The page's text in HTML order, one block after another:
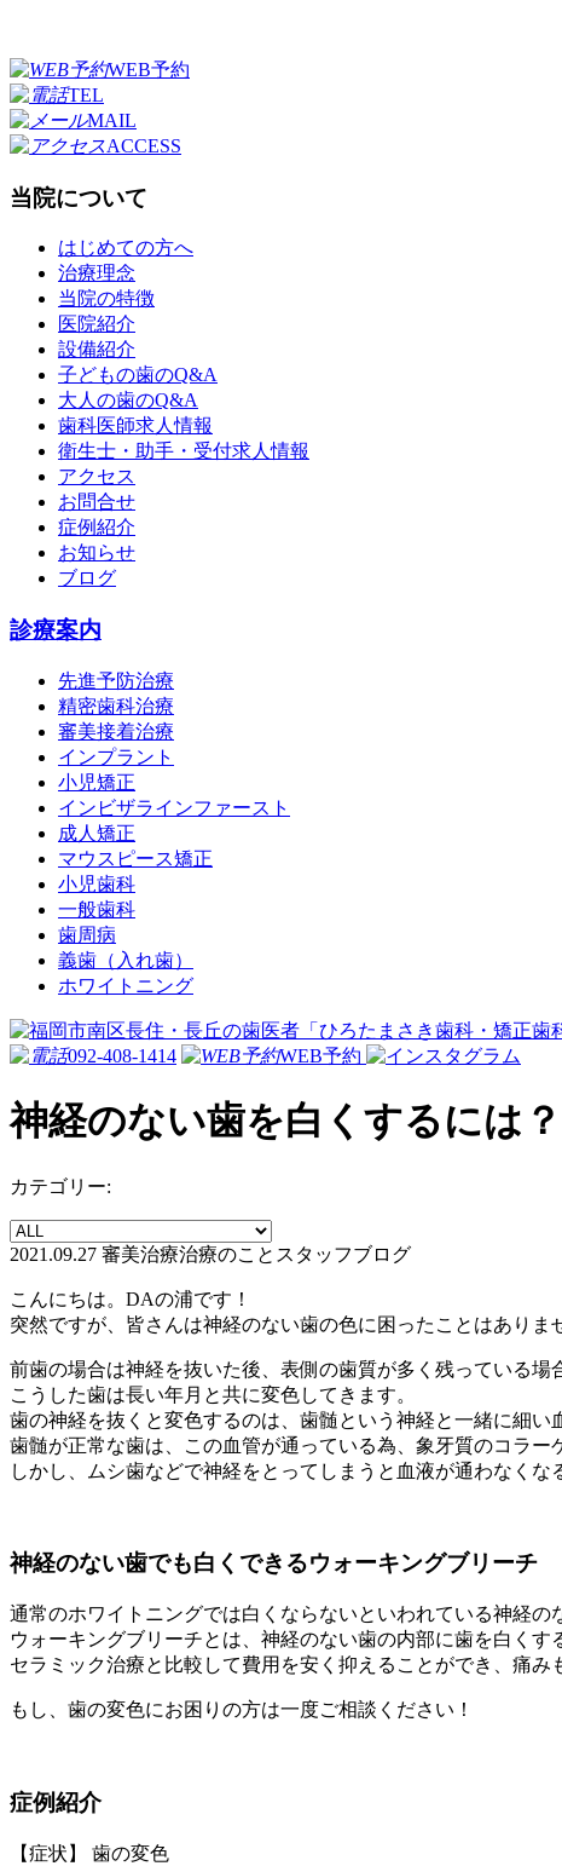
WEB予約
TEL
MAIL
ACCESS
当院について
はじめての方へ
治療理念
当院の特徴
医院紹介
設備紹介
子どもの歯のQ&A
大人の歯のQ&A
歯科医師求人情報
衛生士・助手・受付求人情報
アクセス
お問合せ
症例紹介
お知らせ
ブログ
診療案内
先進予防治療
精密歯科治療
審美接着治療
インプラント
小児矯正
インビザラインファースト
成人矯正
マウスピース矯正
小児歯科
一般歯科
歯周病
義歯（入れ歯）
ホワイトニング
092-408-1414 WEB予約
神経のない歯を白くするには
カテゴリー:
2021.09.27 審美治療治療のこと スタッフブログ
こんにちは。DAの浦です！
突然ですが、皆さんは神経のない歯の色に困ったことはありま
前歯の場合は神経を抜いた後、表側の歯質が多く残っている
こうした歯は長い年月と共に変色してきます。
歯の神経を抜くと変色するのは、歯髄という神経と一緒に細い
歯髄が正常な歯は、この血管が通っている為、象牙質のコラー
しかし、ムシ歯などで神経をとってしまうと血液が通わなくな
神経のない歯でも白くできるウォーキングブリーチ
通常のホワイトニングでは白くならないといわれている神経
ウォーキングブリーチとは、神経のない歯の内部に歯を白くす
セラミック治療と比較して費用を安く抑えることができ、痛み
もし、歯の変色にお困りの方は一度ご相談ください！
症例紹介
【症状】 歯の変色